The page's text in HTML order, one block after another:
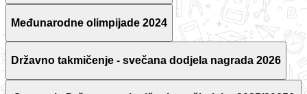
Međunarodne olimpijade 2024
Državno takmičenje - svečana dodjela nagrada 2026